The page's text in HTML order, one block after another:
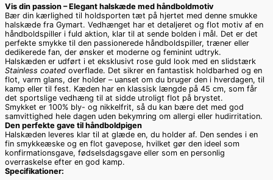
Vis din passion – Elegant halskæde med håndboldmotiv
Bær din kærlighed til holdsporten tæt på hjertet med denne smukke
halskæde fra Gymart. Vedhænget har et detaljeret og flot motiv af en
håndboldspiller i fuld aktion, klar til at sende bolden i mål. Det er det
perfekte smykke til den passionerede håndboldspiller, træner eller
dedikerede fan, der ønsker et moderne og feminint udtryk.
Halskæden er udført i et eksklusivt rose guld look med en slidstærk
Stainless coated overflade. Det sikrer en fantastisk holdbarhed og en
flot, varm glans, der holder – uanset om du bruger den i hverdagen, til
kamp eller til fest. Kæden har en klassisk længde på 45 cm, som får
det sportslige vedhæng til at sidde utroligt flot på brystet.
Smykket er 100% bly- og nikkelfrit, så du kan bære det med god
samvittighed hele dagen uden bekymring om allergi eller hudirritation.
Den perfekte gave til håndboldpigen
Halskæden leveres klar til at glæde en, du holder af. Den sendes i en
fin smykkeæske og en flot gavepose, hvilket gør den ideel som
konfirmationsgave, fødselsdagsgave eller som en personlig
overraskelse efter en god kamp.
Specifikationer: